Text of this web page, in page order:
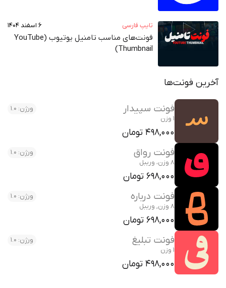
تایپ فارسی ۶ اسفند ۱۴۰۴
فونت‌های مناسب تامنیل یوتیوب (YouTube
Thumbnail)
آخرین فونت‌ها
فونت سپیدار
ورژن: 1.0
1 وزن
498,000 تومان
فونت رواق
ورژن: 1.0
8 وزن، وریبل
698,000 تومان
فونت درباره
ورژن: 1.0
8 وزن, وریبل
698,000 تومان
فونت تبلیغ
ورژن: 1.0
1 وزن
498,000 تومان